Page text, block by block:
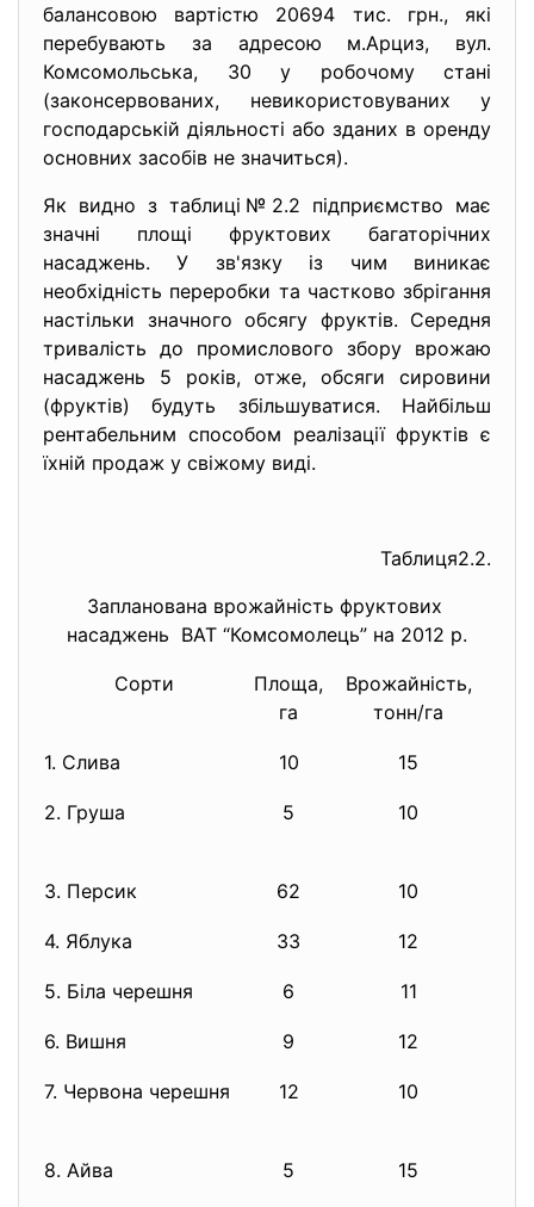
балансовою вартістю 20694 тис. грн., які
перебувають за адресою м.Арциз, вул.
Комсомольська, 30 у робочому стані
(законсервованих, невикористовуваних у
господарській діяльності або зданих в оренду
основних засобів не значиться).
Як видно з таблиці№2.2 підприємство має
значні площі фруктових багаторічних
насаджень. У зв'язку із чим виникає
необхідність переробки та частково збрігання
настільки значного обсягу фруктів. Середня
тривалість до промислового збору врожаю
насаджень 5 років, отже, обсяги сировини
(фруктів) будуть збільшуватися. Найбільш
рентабельним способом реалізації фруктів є
їхній продаж у свіжому виді.
Таблиця2.2.
Запланована врожайність фруктових
насаджень ВАТ “Комсомолець” на 2012 р.
Сорти
Площа,
га
Врожайність,
тонн/га
1. Слива 10 15
2. Груша 5 10
3. Персик 62 10
4. Яблука 33 12
5. Біла черешня 6 11
6. Вишня 9 12
7. Червона черешня 12 10
8. Айва 5 15